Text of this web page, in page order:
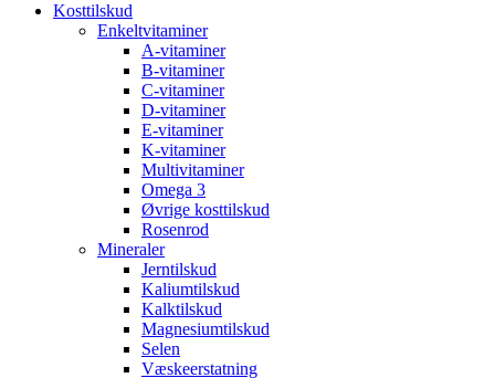
Kosttilskud
Enkeltvitaminer
A-vitaminer
B-vitaminer
C-vitaminer
D-vitaminer
E-vitaminer
K-vitaminer
Multivitaminer
Omega 3
Øvrige kosttilskud
Rosenrod
Mineraler
Jerntilskud
Kaliumtilskud
Kalktilskud
Magnesiumtilskud
Selen
Væskeerstatning